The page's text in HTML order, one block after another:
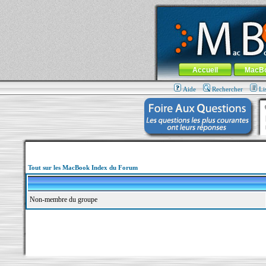
MacBook-fr.com : 100% Apple... 100%
Aller au contenu-Aller au menu
Menu général
Accueil
Aide Rechercher
Tout sur les MacBook Index du Forum
Non-membre du groupe